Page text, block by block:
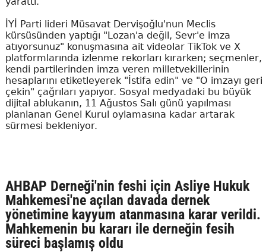
İYİ Parti lideri Müsavat Dervişoğlu'nun Meclis
kürsüsünden yaptığı "Lozan'a değil, Sevr'e imza
atıyorsunuz" konuşmasına ait videolar TikTok ve X
platformlarında izlenme rekorları kırarken; seçmenler,
kendi partilerinden imza veren milletvekillerinin
hesaplarını etiketleyerek "İstifa edin" ve "O imzayı geri
çekin" çağrıları yapıyor. Sosyal medyadaki bu büyük
dijital ablukanın, 11 Ağustos Salı günü yapılması
planlanan Genel Kurul oylamasına kadar artarak
sürmesi bekleniyor.
AHBAP Derneği'nin feshi için Asliye Hukuk
Mahkemesi'ne açılan davada dernek
yönetimine kayyum atanmasına karar verildi.
Mahkemenin bu kararı ile derneğin fesih
süreci başlamış oldu